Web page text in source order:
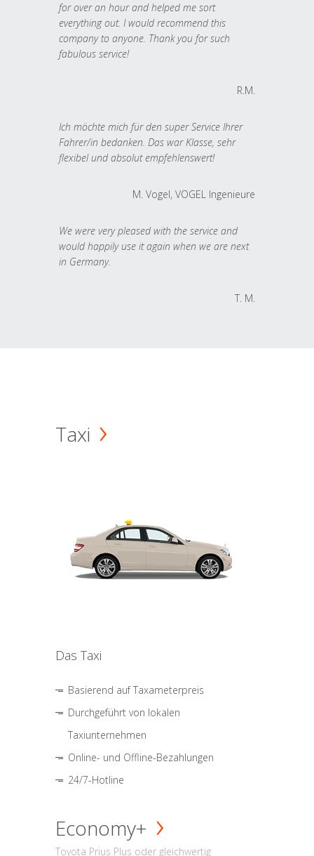
for over an hour and helped me sort
everything out. I would recommend this
company to anyone. Thank you for such
fabulous service!
R.M.
Ich möchte mich für den super Service Ihrer
Fahrer/in bedanken. Das war Klasse, sehr
flexibel und absolut empfehlenswert!
M. Vogel, VOGEL Ingenieure
We were very pleased with the service and
would happily use it again when we are next
in Germany.
T. M.
Taxi
Das Taxi
Basierend auf Taxameterpreis
Durchgeführt von lokalen
Taxiunternehmen
Online- und Offline-Bezahlungen
24/7-Hotline
Economy+
Toyota Prius Plus oder gleichwertig